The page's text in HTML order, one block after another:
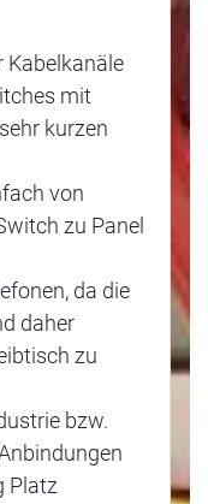
Kabelkanäle
mit
kurzen
von
zu Panel
da die
daher
zu
bzw.
Platz